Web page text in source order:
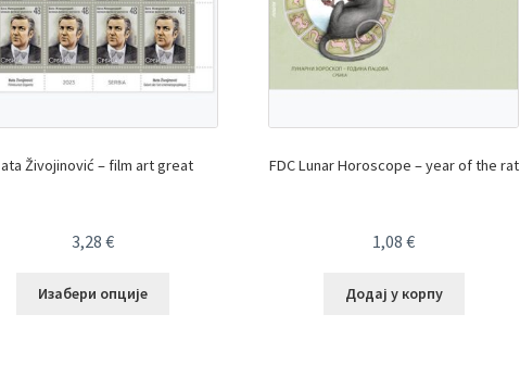
Živojinović – film art great
3,28 €
Изабери опције
FDC Lunar Horoscope – year of the rat
1,08€
Додај у корпу